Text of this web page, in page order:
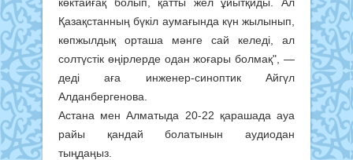
Қазақстанның бүкіл аумағында күн жылынып,
көпжылдық орташа мәнге сай келеді, ал
солтүстік өңірлерде одан жоғары болмақ", —
деді аға инженер-синоптик Айгүл
Алданбергенова.
Астана мен Алматыда 20-22 қарашада ауа
райы қандай болатынын аудиодан
тыңдаңыз.